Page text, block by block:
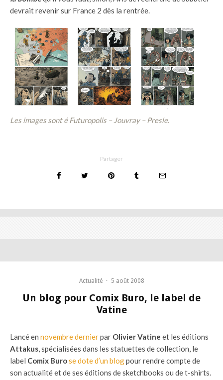
devrait revenir sur France 2 dès la rentrée.
Les images sont é Futuropolis – Jouvray – Presle.
Partager
Actualité · 5 août 2008
Un blog pour Comix Buro, le label de
Vatine
Lancé en novembre dernierpar Olivier Vatine et les éditions
Attakus, spécialisées dans les statuettes de collection, le
label Comix Burose dote d’un blogpour rendre compte de
son actualité et de ses éditions de sketchbooks ou de t-shirts.